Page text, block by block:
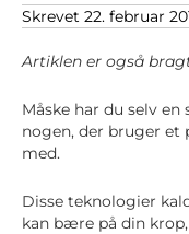
Skrevet 22. februar
Artiklen er også
Måske har du selv
nogen, der bruger et
med.
Disse teknologier
kan bære på din